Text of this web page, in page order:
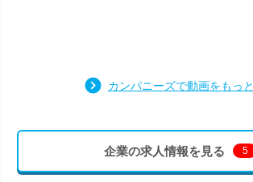
カンパニーズで動画をもっ
企業の求人情報を見る 5